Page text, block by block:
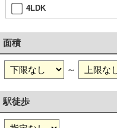
4LDK
面積
～
駅徒歩